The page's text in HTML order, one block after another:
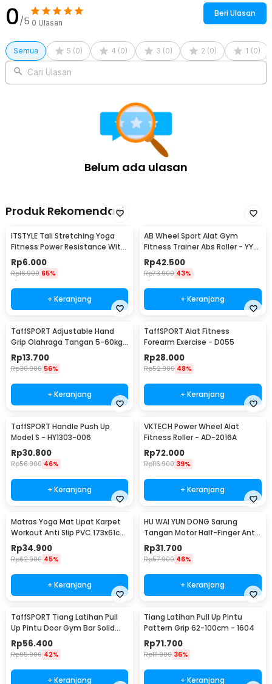
0/5 0 Ulasan
Beri Ulasan
Semua 5 (0) 4 (0) 3 (0) 2 (0) 1 (0)
Cari Ulasan
Belum ada ulasan
Produk Rekomendasi
ITSTYLE Tali Stretching Yoga
Fitness Power Resistance With
Foam Handle - TT007N
Rp6.000
Rp16.900 65%
+ Keranjang
AB Wheel Sport Alat Gym
Fitness Trainer Abs Roller - YY-
1601
Rp42.500
Rp73.900 43%
+ Keranjang
TaffSPORT Adjustable Hand
Grip Olahraga Tangan 5-60kg
- TPR
Rp13.700
Rp30.900 56%
+ Keranjang
TaffSPORT Alat Fitness
Forearm Exercise - D055
Rp28.000
Rp52.900 48%
+ Keranjang
TaffSPORT Handle Push Up
Model S - HY1303-006
Rp30.800
Rp56.900 46%
+ Keranjang
VKTECH Power Wheel Alat
Fitness Roller - AD-2016A
Rp72.000
Rp116.900 39%
+ Keranjang
Matras Yoga Mat Lipat Karpet
Workout Anti Slip PVC 173x61cm
- Q4
Rp34.900
Rp62.900 45%
+ Keranjang
HU WAI YUN DONG Sarung
Tangan Motor Half-Finger Anti
Slip Riding Glove L - HWYD
Rp31.700
Rp57.900 46%
+ Keranjang
TaffSPORT Tiang Latihan Pull
Up Pintu Door Gym Bar Solid
Grip 62-100cm - HW139501
Rp56.400
Rp95.900 42%
+ Keranjang
Tiang Latihan Pull Up Pintu
Pattern Grip 62-100cm - 1604
Rp71.700
Rp111.900 36%
+ Keranjang